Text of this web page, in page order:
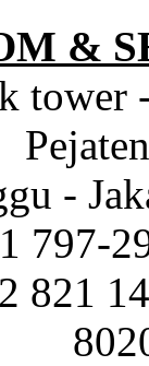
&
tower
-
797-
821